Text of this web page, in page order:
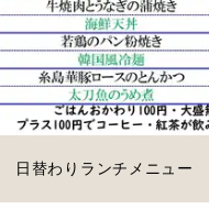
日替わりランチメニュー